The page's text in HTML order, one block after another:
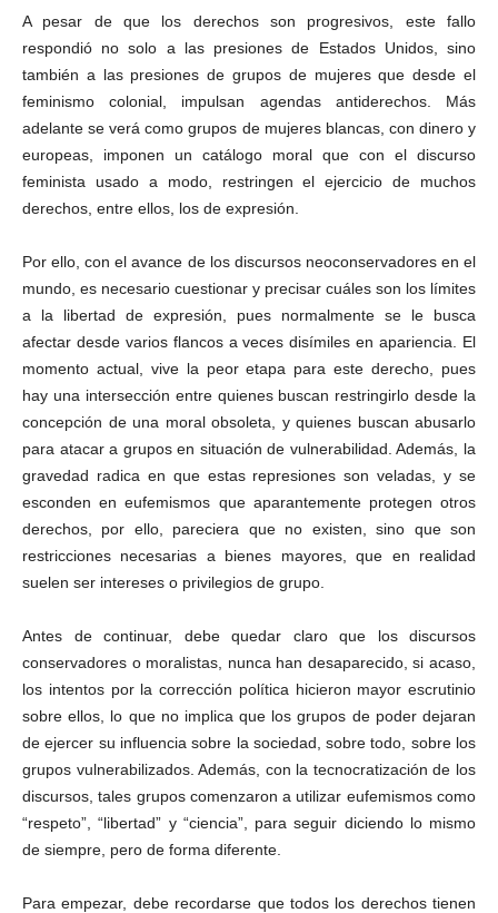
A pesar de que los derechos son progresivos, este fallo
respondió no solo a las presiones de Estados Unidos, sino
también a las presiones de grupos de mujeres que desde el
feminismo colonial, impulsan agendas antiderechos. Más
adelante se verá como grupos de mujeres blancas, con dinero y
europeas, imponen un catálogo moral que con el discurso
feminista usado a modo, restringen el ejercicio de muchos
derechos, entre ellos, los de expresión.
Por ello, con el avance de los discursos neoconservadores en el
mundo, es necesario cuestionar y precisar cuáles son los límites
a la libertad de expresión, pues normalmente se le busca
afectar desde varios flancos a veces disímiles en apariencia. El
momento actual, vive la peor etapa para este derecho, pues
hay una intersección entre quienes buscan restringirlo desde la
concepción de una moral obsoleta, y quienes buscan abusarlo
para atacar a grupos en situación de vulnerabilidad. Además, la
gravedad radica en que estas represiones son veladas, y se
esconden en eufemismos que aparantemente protegen otros
derechos, por ello, pareciera que no existen, sino que son
restricciones necesarias a bienes mayores, que en realidad
suelen ser intereses o privilegios de grupo.
Antes de continuar, debe quedar claro que los discursos
conservadores o moralistas, nunca han desaparecido, si acaso,
los intentos por la corrección política hicieron mayor escrutinio
sobre ellos, lo que no implica que los grupos de poder dejaran
de ejercer su influencia sobre la sociedad, sobre todo, sobre los
grupos vulnerabilizados. Además, con la tecnocratización de los
discursos, tales grupos comenzaron a utilizar eufemismos como
“respeto”, “libertad” y “ciencia”, para seguir diciendo lo mismo
de siempre, pero de forma diferente.
Para empezar, debe recordarse que todos los derechos tienen